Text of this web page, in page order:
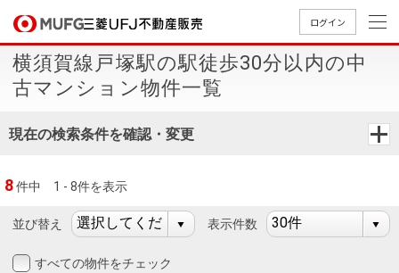
ログイン
買いたいTOP
売りたいTOP
店舗案内TOP
会社情報TOP
採用情報TOP
買いたい
売りたい
店舗案内
会社情報
横須賀線戸塚駅の駅徒歩30分以内の中
古マンション物件一覧
現在の検索条件を確認・変更
8件中 1 - 8件を表示
並び替え 表示件数
すべての物件をチェック